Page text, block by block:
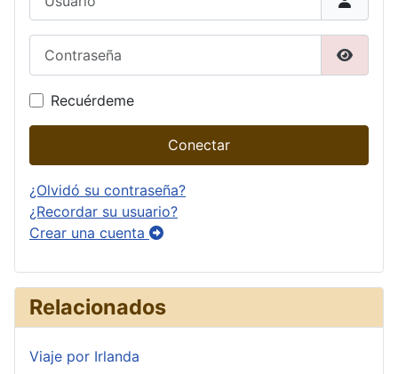
Recuérdeme
Conectar
¿Olvidó su contraseña?
¿Recordar su usuario?
Crear una cuenta
Relacionados
Viaje por Irlanda